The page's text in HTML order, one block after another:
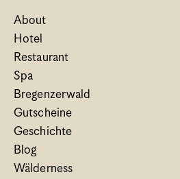
About
Hotel
Restaurant
Spa
Bregenzerwald
Gutscheine
Geschichte
Blog
Wälderness